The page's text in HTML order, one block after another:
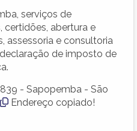
serviços de
certidões, abertura e
assessoria e consultoria
de imposto de
- Sapopemba - São
Endereço copiado!